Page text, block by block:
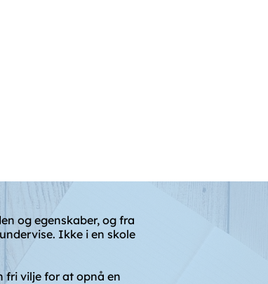
og egenskaber, og fra
Ikke i en skole
fri vilje for at opnå en